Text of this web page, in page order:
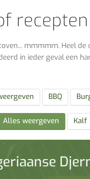
recepten
mmmmm. Heel
in ieder geval een
BBQ
Alles weergeven Kalf